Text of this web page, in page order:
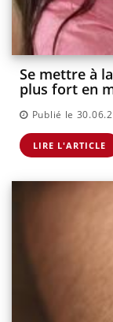
Se mettre à
plus fort en
Publié le
LIRE L'ARTICLE